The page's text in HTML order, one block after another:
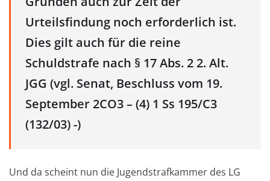
Urteilsfindung noch erforderlich ist.
Dies gilt auch für die reine
Schuldstrafe nach § 17 Abs. 2 2. Alt.
JGG (vgl. Senat, Beschluss vom 19.
September 2CO3 – (4) 1 Ss 195/C3
(132/03) -)
Und da scheint nun die Jugendstrafkammer des LG